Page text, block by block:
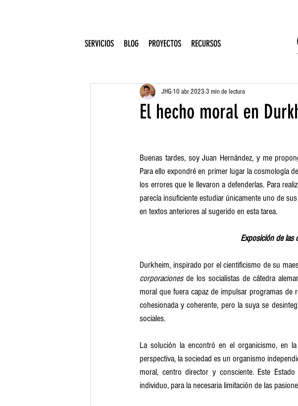
SERVICIOS BLOG PROYECTOS RECURSOS
El hecho moral en
JHG 10 abr 2023 3 min de lectura
Buenas tardes, soy Juan Hernández, y me
Para ello expondré en primer lugar la cosmología
los errores que le llevaron a defenderlas. Para
parecía insuficiente estudiar únicamente uno de
en textos anteriores al sugerido en esta tarea.
Exposición de las
Durkheim, inspirado por el cientificismo de su
corporaciones de los socialistas de cátedra
moral que fuera capaz de impulsar programas de
cohesionada y coherente, pero la suya se
sociales.
La solución la encontró en el organicismo, en
perspectiva, la sociedad es un organismo
moral, centro director y consciente. Este
individuo, para la necesaria limitación de las